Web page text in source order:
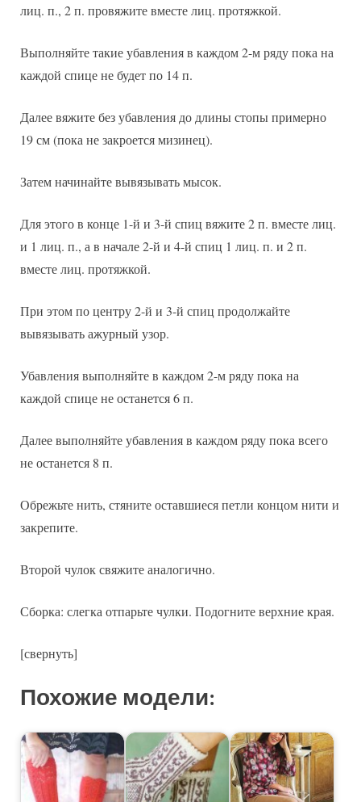
лиц. п., 2 п. провяжите вместе лиц. протяжкой.
Выполняйте такие убавления в каждом 2-м ряду пока на
каждой спице не будет по 14 п.
Далее вяжите без убавления до длины стопы примерно
19 см (пока не закроется мизинец).
Затем начинайте вывязывать мысок.
Для этого в конце 1-й и 3-й спиц вяжите 2 п. вместе лиц.
и 1 лиц. п., а в начале 2-й и 4-й спиц 1 лиц. п. и 2 п.
вместе лиц. протяжкой.
При этом по центру 2-й и 3-й спиц продолжайте
вывязывать ажурный узор.
Убавления выполняйте в каждом 2-м ряду пока на
каждой спице не останется 6 п.
Далее выполняйте убавления в каждом ряду пока всего
не останется 8 п.
Обрежьте нить, стяните оставшиеся петли концом нити и
закрепите.
Второй чулок свяжите аналогично.
Сборка: слегка отпарьте чулки. Подогните верхние края.
[свернуть]
Похожие модели: